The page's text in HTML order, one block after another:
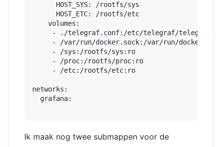
      HOST_SYS: /rootfs/sys
      HOST_ETC: /rootfs/etc
    volumes:
- ./telegraf.conf:/etc/telegraf/
- /var/run/docker.sock:/var/run/
     - /sys:/rootfs/sys:ro
     - /proc:/rootfs/proc:ro
     - /etc:/rootfs/etc:ro
networks:
  grafana:
Ik maak nog twee submappen voor de